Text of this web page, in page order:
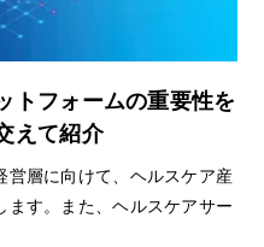
トフォームの重要性を
えて紹介
営層に向けて、ヘルスケア産
ます。また、ヘルスケアサー